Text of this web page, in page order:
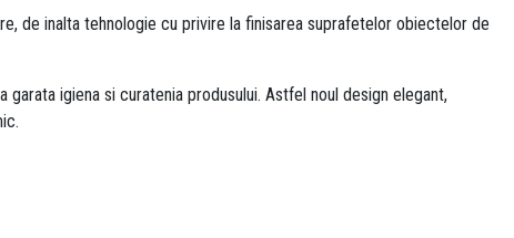
de inalta tehnologie cu privire la finisarea suprafetelor obiectelor de
igiena si curatenia produsului. Astfel noul design elegant,